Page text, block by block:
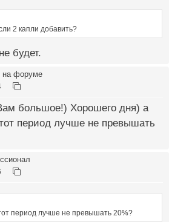
2 капли добавить?
будет.
на форуме
большое!) Хорошего дня) а
период лучше не превышать
период лучше не превышать 20%?